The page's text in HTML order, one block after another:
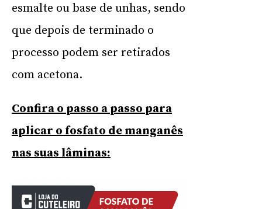
esmalte ou base de unhas, sendo
que depois de terminado o
processo podem ser retirados
com acetona.
Confira o passo a passo para
aplicar o fosfato de manganês
nas suas lâminas: